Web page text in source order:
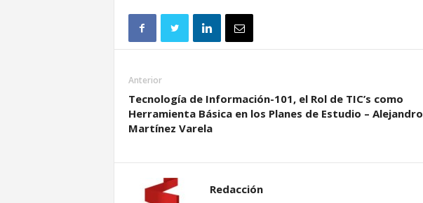
Anterior
Tecnología de Información-101, el Rol de TIC’s como
Herramienta Básica en los Planes de Estudio – Alejandro
Martínez Varela
Redacción